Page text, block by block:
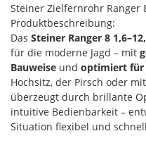
Steiner Zielfernrohr Ranger
Produktbeschreibung:
Das Steiner Ranger 8
für die moderne Jagd – mit
Bauweise und optimiert für
Hochsitz, der Pirsch oder
überzeugt durch brillante
intuitive Bedienbarkeit –
Situation flexibel und